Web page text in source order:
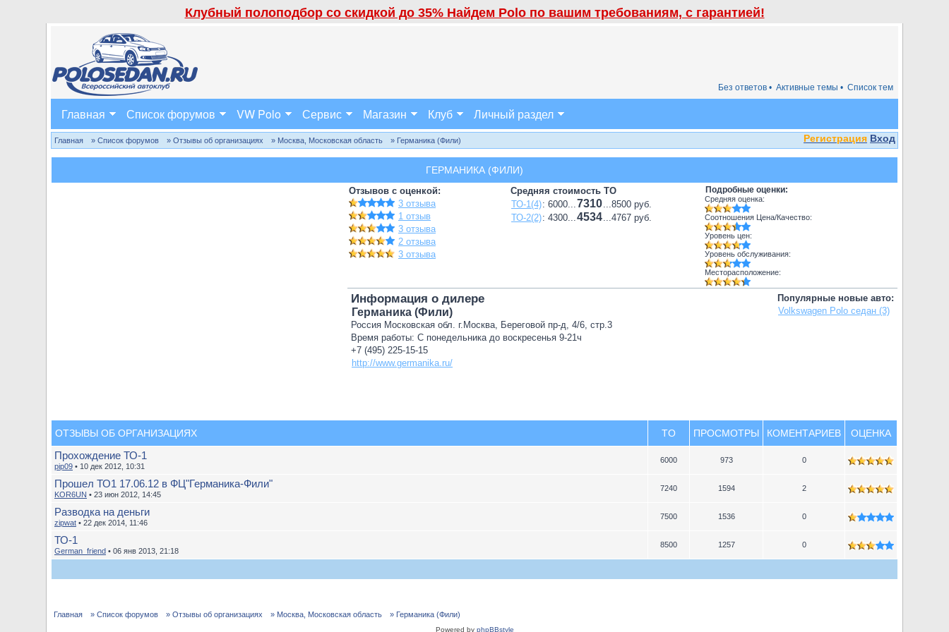
Клубный полоподбор со скидкой до 35% Найдем Polo по вашим требованиям, с гарантией!
Список тем
Активные темы •
Без ответов •
Главная Список форумов VW Polo Сервис Магазин Клуб Личный раздел
Регистрация Вход
Главная » Список форумов » Отзывы об организациях » Москва, Московская область » Германика (Фили)
ГЕРМАНИКА (ФИЛИ)
Отзывов с оценкой:
3 отзыва
1 отзыв
3 отзыва
2 отзыва
3 отзыва
Средняя стоимость ТО
ТО-1(4): 6000...7310...8500 руб.
ТО-2(2): 4300...4534...4767 руб.
Подробные оценки:
Средняя оценка:
Соотношения Цена/Качество:
Уровень цен:
Уровень обслуживания:
Месторасположение:
Популярные новые авто:
Volkswagen Polo седан (3)
Информация о дилере
Германика (Фили)
Россия Московская обл. г.Москва, Береговой пр-д, 4/6, стр.3
Время работы: С понедельника до воскресенья 9-21ч
+7 (495) 225-15-15
http://www.germanika.ru/
ОТЗЫВЫ ОБ ОРГАНИЗАЦИЯХ TO ПРОСМОТРЫ КОМЕНТАРИЕВ ОЦЕНКА
Прохождение ТО-1
pip09 • 10 дек 2012, 10:31
6000 973 0
Прошел ТО1 17.06.12 в ФЦ"Германика-Фили"
KOR6UN • 23 июн 2012, 14:45
7240 1594 2
Разводка на деньги
zipwat • 22 дек 2014, 11:46
7500 1536 0
ТО-1
German_friend • 06 янв 2013, 21:18
8500 1257 0
Главная » Список форумов » Отзывы об организациях » Москва, Московская область » Германика (Фили)
Powered by phpBBstyle